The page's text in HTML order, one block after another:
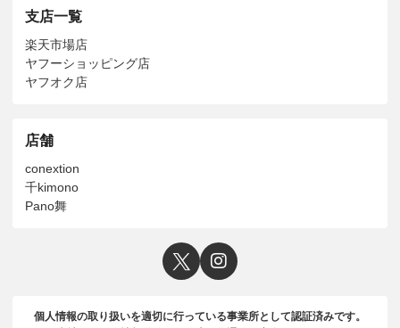
支店一覧
楽天市場店
ヤフーショッピング店
ヤフオク店
店舗
conextion
千kimono
Pano舞
個人情報の取り扱いを適切に行っている事業所として認証済みです。